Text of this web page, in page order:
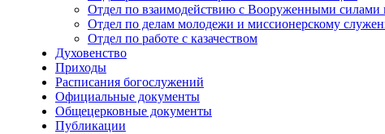
Отдел по взаимодействию с Вооруженными
Отдел по делам молодежи и миссионерскому
Отдел по работе с казачеством
Духовенство
Приходы
Расписания богослужений
Официальные документы
Общецерковные документы
Публикации